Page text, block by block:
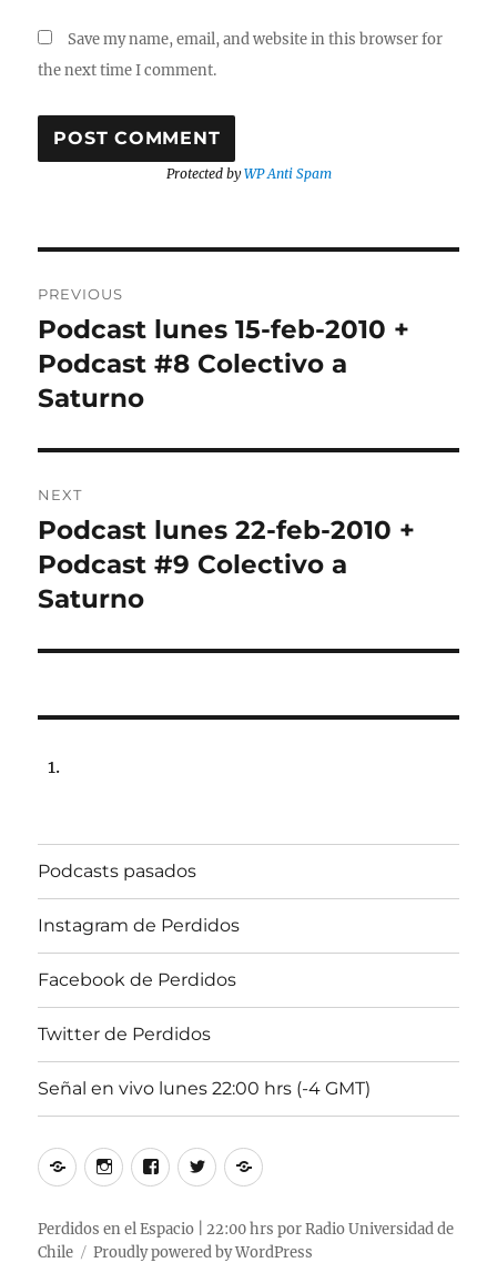
Save my name, email, and website in this browser for
the next time I comment.
Protected byWP Anti Spam
navigation
PREVIOUS
Previous
post:
Podcast lunes 15-feb-2010 +
Podcast #8 Colectivo a
Saturno
NEXT
Next
post:
Podcast lunes 22-feb-2010 +
Podcast #9 Colectivo a
Saturno
Podcasts pasados
Instagram de Perdidos
Facebook de Perdidos
Twitter de Perdidos
Señal en vivo lunes 22:00 hrs (-4 GMT)
Podcasts
pasados
Instagram
Perdidos
Facebook
Perdidos
Twitter
Perdidos
Señal
vivo
lunes
Perdidos en el Espacio | 22:00 hrs por Radio Universidad de
Chile
Proudly powered by WordPress